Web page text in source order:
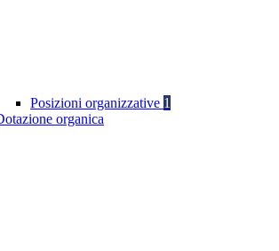
Posizioni organizzative 1
organica